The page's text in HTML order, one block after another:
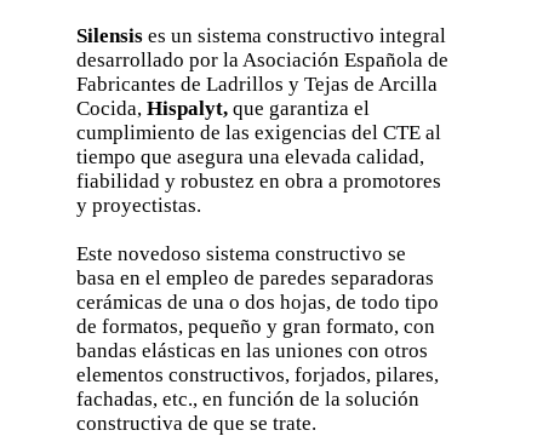
Silensis es un sistema constructivo integral
desarrollado por la Asociación Española de
Fabricantes de Ladrillos y Tejas de Arcilla
Cocida, Hispalyt,que garantiza el
cumplimiento de las exigencias del CTE al
tiempo que asegura una elevada calidad,
fiabilidad y robustez en obra a promotores
y proyectistas.
Este novedoso sistema constructivo se
basa en el empleo de paredes separadoras
cerámicas de una o dos hojas, de todo tipo
de formatos, pequeño y gran formato, con
bandas elásticas en las uniones con otros
elementos constructivos, forjados, pilares,
fachadas, etc., en función de la solución
constructiva de que se trate.